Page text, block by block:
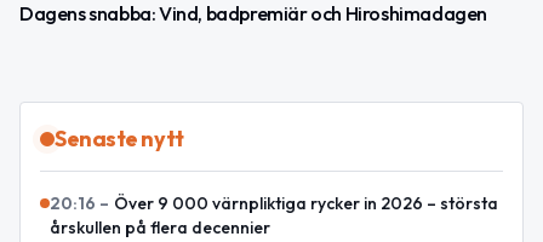
Dagens snabba: Vind, badpremiär och Hiroshimadagen
Senaste nytt
20:16 – Över 9 000 värnpliktiga rycker in 2026 – största
årskullen på flera decennier